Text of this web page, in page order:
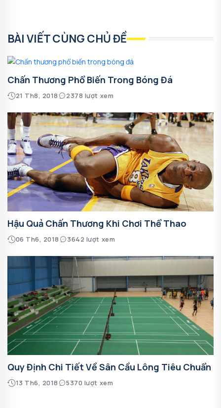
BÀI VIẾT CÙNG CHỦ ĐỀ
Chấn Thương Phổ Biến Trong Bóng Đá
21 Th8, 2018 2378 lượt xem
Hậu Quả Chấn Thương Khi Chơi Thể Thao
06 Th6, 2018 3642 lượt xem
Quy Định Chi Tiết Về Sân Cầu Lông Tiêu Chuẩn
13 Th6, 2018 5370 lượt xem